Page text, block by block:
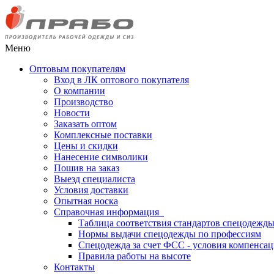
Меню
Оптовым покупателям
Вход в ЛК оптового покупателя
О компании
Производство
Новости
Заказать оптом
Комплексные поставки
Цены и скидки
Нанесение символики
Пошив на заказ
Выезд специалиста
Условия доставки
Опытная носка
Справочная информация
Таблица соответствия стандартов спецодежды
Нормы выдачи спецодежды по профессиям
Спецодежда за счет ФСС - условия
Правила работы на высоте
Контакты